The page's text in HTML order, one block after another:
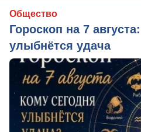
Общество
Гороскоп на 7
улыбнётся удача